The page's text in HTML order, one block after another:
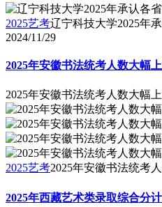
2025艺考辽宁科技大学2025年
2024/11/29
2025年安徽书法统考人数大幅
2025年安徽书法统考人数大幅
2025艺考2025年安徽书法统考
2025年西藏艺术类录取综合分